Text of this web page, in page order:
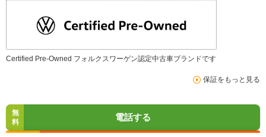
Certified Pre-Owned フォルクスワーゲン認定中古車ブランドです
保証をもっと見る
無
料
電話する